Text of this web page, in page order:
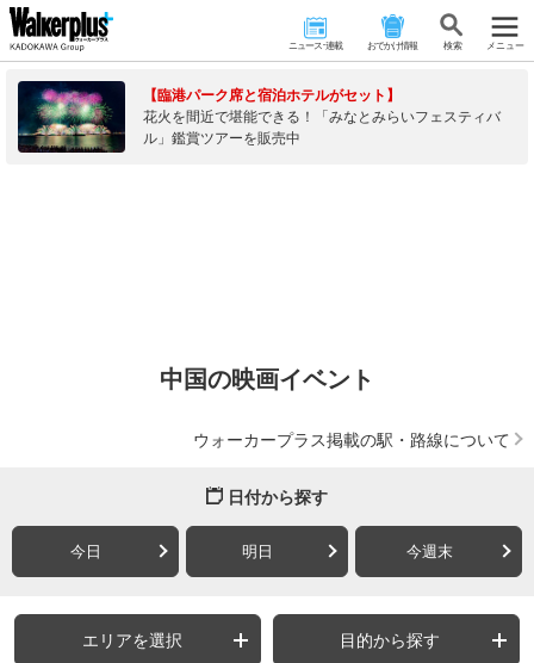
ニュース･連載 おでかけ情報 検 索 メニュー
【臨港パーク席と宿泊ホテルがセット】
花火を間近で堪能できる！「みなとみらいフェスティバ
ル」鑑賞ツアーを販売中
中国の映画イベント
ウォーカープラス掲載の駅・路線について
日付から探す
今日 明日 今週末
エリアを選択 目的から探す